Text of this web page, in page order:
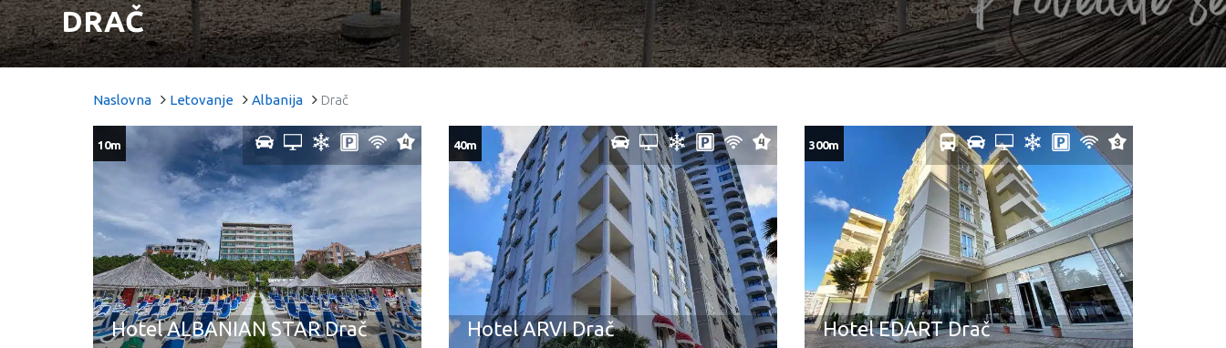
DRAČ
Naslovna Letovanje Albanija Drač
Hotel ALBANIAN STAR Drač
10m
Hotel ARVI Drač
40m
Hotel EDART Drač
300m